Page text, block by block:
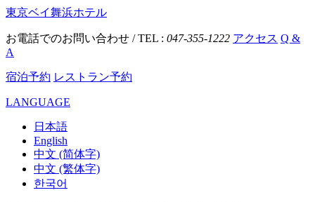
東京ベイ舞浜ホテル
お電話でのお問い合わせ / TEL : 047-355-1222 アクセス Q &
A
宿泊予約 レストラン予約
LANGUAGE
日本語
English
中文 (简体字)
中文 (繁体字)
한국어